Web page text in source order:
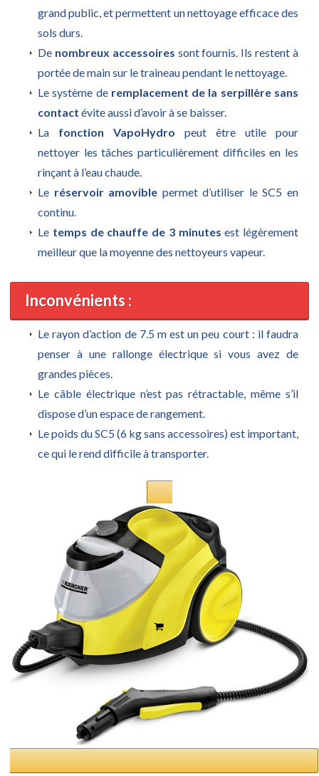
grand public, et permettent un nettoyage efficace des
sols durs.
De nombreux accessoires sont fournis. Ils restent à
portée de main sur le traineau pendant le nettoyage.
Le système de remplacement de la serpillère sans
contact évite aussi d’avoir à se baisser.
La fonction VapoHydro peut être utile pour
nettoyer les tâches particulièrement difficiles en les
rinçant à l’eau chaude.
Le réservoir amovible permet d’utiliser le SC5 en
continu.
Le temps de chauffe de 3 minutes est légèrement
meilleur que la moyenne des nettoyeurs vapeur.
Inconvénients :
Le rayon d’action de 7.5 m est un peu court : il faudra
penser à une rallonge électrique si vous avez de
grandes pièces.
Le câble électrique n’est pas rétractable, même s’il
dispose d’un espace de rangement.
Le poids du SC5 (6 kg sans accessoires) est important,
ce qui le rend difficile à transporter.